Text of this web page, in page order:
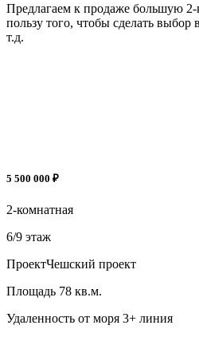
Предлагаем к продаже большую
пользу того, чтобы сделать
т.д.
5 500 000 ₽
2-комнатная
6/9 этаж
ПроектЧешский проект
Площадь 78 кв.м.
Удаленность от моря 3+ линия